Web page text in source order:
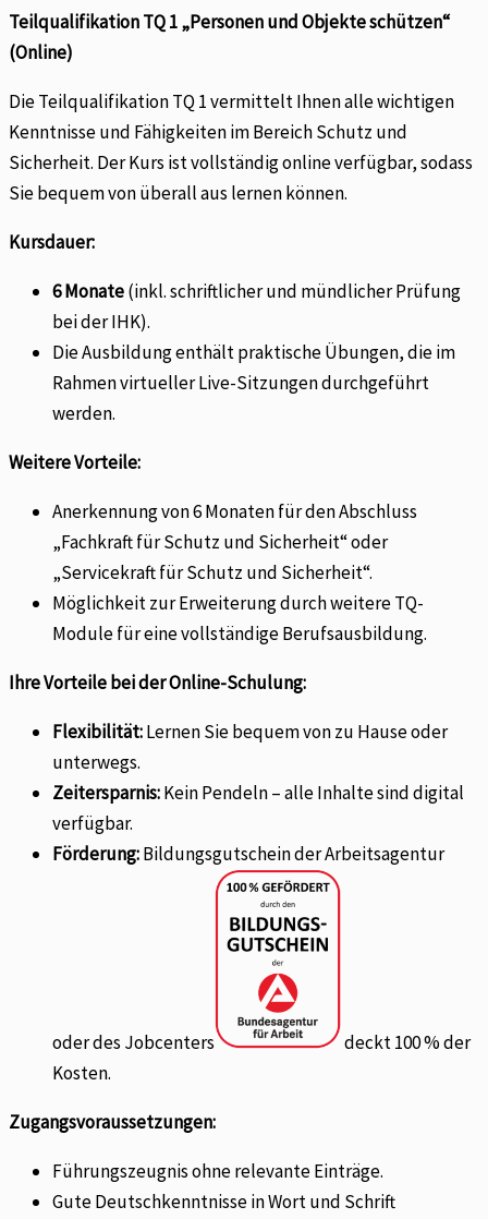
Teilqualifikation TQ 1 „Personen und Objekte schützen“
(Online)
Die Teilqualifikation TQ 1 vermittelt Ihnen alle wichtigen
Kenntnisse und Fähigkeiten im Bereich Schutz und
Sicherheit. Der Kurs ist vollständig online verfügbar, sodass
Sie bequem von überall aus lernen können.
Kursdauer:
6 Monate(inkl. schriftlicher und mündlicher Prüfung
bei der IHK).
Die Ausbildung enthält praktische Übungen, die im
Rahmen virtueller Live-Sitzungen durchgeführt
werden.
Weitere Vorteile:
Anerkennung von 6 Monaten für den Abschluss
„Fachkraft für Schutz und Sicherheit“ oder
„Servicekraft für Schutz und Sicherheit“.
Möglichkeit zur Erweiterung durch weitere TQ-
Module für eine vollständige Berufsausbildung.
Ihre Vorteile bei der Online-Schulung:
Flexibilität:Lernen Sie bequem von zu Hause oder
unterwegs.
Zeitersparnis:Kein Pendeln – alle Inhalte sind digital
verfügbar.
Förderung:Bildungsgutschein der Arbeitsagentur
oder des Jobcenters
deckt 100 % der
Kosten.
Zugangsvoraussetzungen:
Führungszeugnis ohne relevante Einträge.
Gute Deutschkenntnisse in Wort und Schrift